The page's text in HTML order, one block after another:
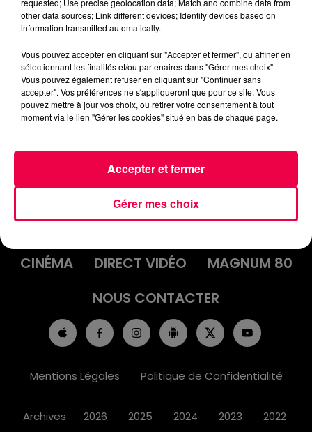
Flash infos
Crédit :Flash infos
podcasts/2023/04/20230426-CC.mp3
ACCUEIL INFOS
EMISSIONS
CINÉMA
DIRECT VIDÉO
MAGNUM 80
NOUS CONTACTER
Mentions Légales Politique de Confidentialité
Archives 2026 2025 2024 2023 2022
other data sources; Link different devices; Identify devices based on
information transmitted automatically.
Vous pouvez accepter en cliquant sur "Accepter et fermer", ou affiner en
sélectionnant les finalités et/ou partenaires dans "Gérer mes choix".
Vous pouvez également refuser en cliquant sur "Continuer sans
accepter". Vos préférences ne s'appliqueront que pour ce site. Vous
pouvez mettre à jour vos choix, ou retirer votre consentement à tout
moment via le lien "Gérer les cookies" situé en bas de chaque page.
Gérer mes choix
Accepter et fermer